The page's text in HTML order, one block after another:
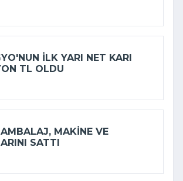
ILK YARI NET KARI
TL OLDU
MAKINE VE
SATTI